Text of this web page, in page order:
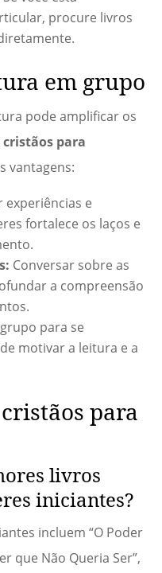
procure livros
em grupo
pode amplificar os
para
vantagens:
e
fortalece os laços e
Conversar sobre as
a compreensão
para se
motivar a leitura e a
para
livros
iniciantes?
incluem “O Poder
que Não Queria Ser”,